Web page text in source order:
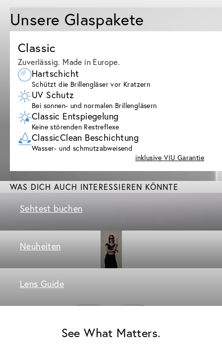
Unsere Glaspakete
Classic
Zuverlässig. Made in Europe.
Hartschicht
Schützt die Brillengläser vor Kratzern
UV Schutz
Bei sonnen- und normalen Brillengläsern
Classic Entspiegelung
Keine störenden Restreflexe
ClassicClean Beschichtung
Wasser- und schmutzabweisend
inklusive VIU Garantie
WAS DICH AUCH INTERESSIEREN KÖNNTE
Sehtest buchen
Neuheiten
Lens Guide
See What Matters.